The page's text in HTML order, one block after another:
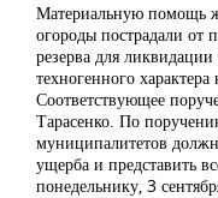
Материальную помощь
огороды пострадали от
резерва для
техногенного
Соответствующее
Тарасенко. По
муниципалитетов
ущерба и представить
понедельнику, 3